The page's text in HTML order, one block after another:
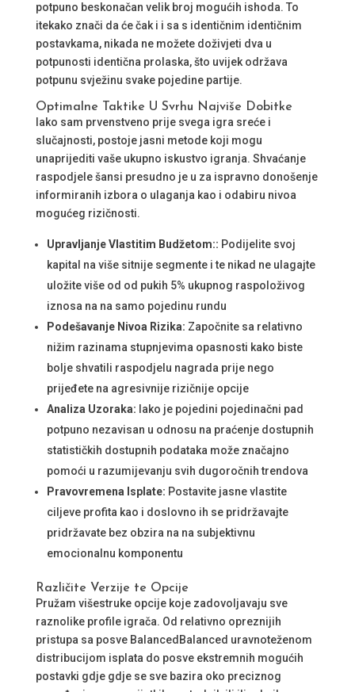
potpuno beskonačan velik broj mogućih ishoda. To
itekako znači da će čak i i sa s identičnim identičnim
postavkama, nikada ne možete doživjeti dva u
potpunosti identična prolaska, što uvijek održava
potpunu svježinu svake pojedine partije.
Optimalne Taktike U Svrhu Najviše Dobitke
Iako sam prvenstveno prije svega igra sreće i
slučajnosti, postoje jasni metode koji mogu
unaprijediti vaše ukupno iskustvo igranja. Shvaćanje
raspodjele šansi presudno je u za ispravno donošenje
informiranih izbora o ulaganja kao i odabiru nivoa
mogućeg rizičnosti.
Upravljanje Vlastitim Budžetom:: Podijelite svoj
kapital na više sitnije segmente i te nikad ne ulagajte
uložite više od od pukih 5% ukupnog raspoloživog
iznosa na na samo pojedinu rundu
Podešavanje Nivoa Rizika: Započnite sa relativno
nižim razinama stupnjevima opasnosti kako biste
bolje shvatili raspodjelu nagrada prije nego
prijeđete na agresivnije rizičnije opcije
Analiza Uzoraka: Iako je pojedini pojedinačni pad
potpuno nezavisan u odnosu na praćenje dostupnih
statističkih dostupnih podataka može značajno
pomoći u razumijevanju svih dugoročnih trendova
Pravovremena Isplate: Postavite jasne vlastite
ciljeve profita kao i doslovno ih se pridržavajte
pridržavate bez obzira na na subjektivnu
emocionalnu komponentu
Različite Verzije te Opcije
Pružam višestruke opcije koje zadovoljavaju sve
raznolike profile igrača. Od relativno opreznijih
pristupa sa posve BalancedBalanced uravnoteženom
distribucijom isplata do posve ekstremnih mogućih
postavki gdje gdje se sve bazira oko preciznog